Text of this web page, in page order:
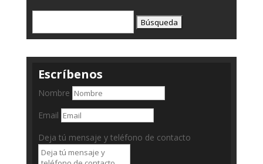
Escríbenos
Nombre
Email
Deja tú mensaje y teléfono de contacto